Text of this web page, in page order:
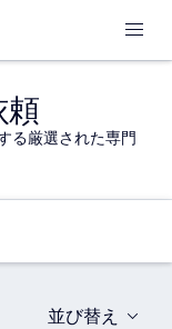
頼
る厳選された専門
並び替え